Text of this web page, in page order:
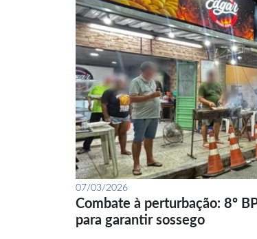
07/03/2026
Combate à perturbação: 8º
para garantir sossego